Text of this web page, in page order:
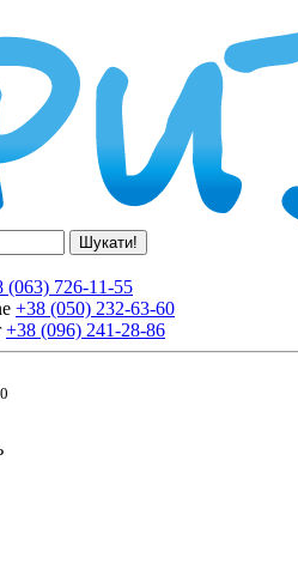
Шукати!
(063) 726-11-55
+38 (050) 232-63-60
+38 (096) 241-28-86